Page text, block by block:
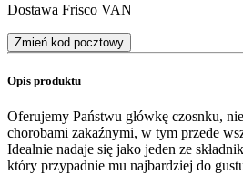
Dostawa Frisco VAN
Zmień kod pocztowy
Opis produktu
Oferujemy Państwu główkę czosnku,
chorobami zakaźnymi, w tym przede
Idealnie nadaje się jako jeden ze
który przypadnie mu najbardziej do